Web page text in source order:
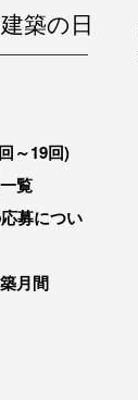
築の日
～19回)
覧
募につい
月間